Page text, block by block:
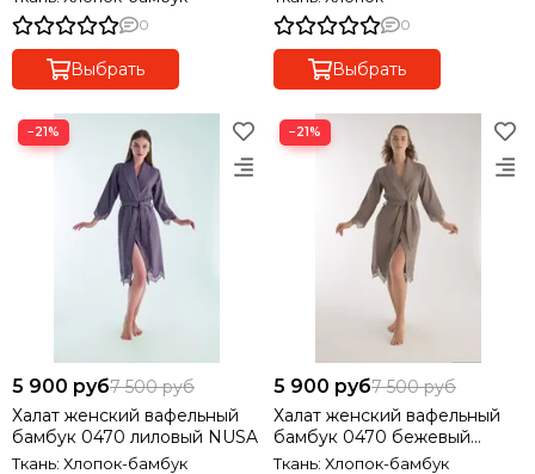
0
Выбрать
Турция
0
Выбрать
−21%
5 900 руб7 500 руб
Халат женский вафельный
бамбук 0470 лиловый NUSA
Ткань: Хлопок-бамбук
−21%
5 900 руб7 500 руб
Халат женский вафельный
бамбук 0470 бежевый
NUSA
Ткань: Хлопок-бамбук